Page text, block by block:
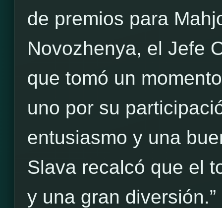
de premios para
Novozhenya, el Jefe
que tomó un
uno por su
entusiasmo y una
Slava recalcó que el
y una gran